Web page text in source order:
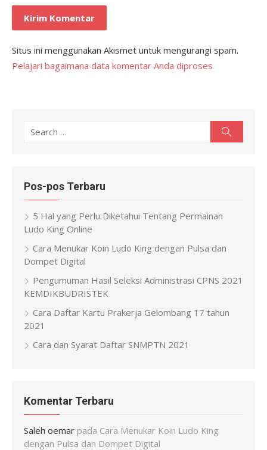
Situs ini menggunakan Akismet untuk mengurangi spam.
Pelajari bagaimana data komentar Anda diproses
Search
Pos-pos Terbaru
5 Hal yang Perlu Diketahui Tentang Permainan
Ludo King Online
Cara Menukar Koin Ludo King dengan Pulsa dan
Dompet Digital
Pengumuman Hasil Seleksi Administrasi CPNS 2021
KEMDIKBUDRISTEK
Cara Daftar Kartu Prakerja Gelombang 17 tahun
2021
Cara dan Syarat Daftar SNMPTN 2021
Komentar Terbaru
Saleh oemar pada Cara Menukar Koin Ludo King
dengan Pulsa dan Dompet Digital